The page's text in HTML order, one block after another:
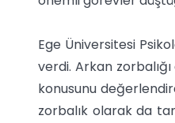
Ege Üniversitesi
verdi. Arkan
konusunu
zorbalık olarak da